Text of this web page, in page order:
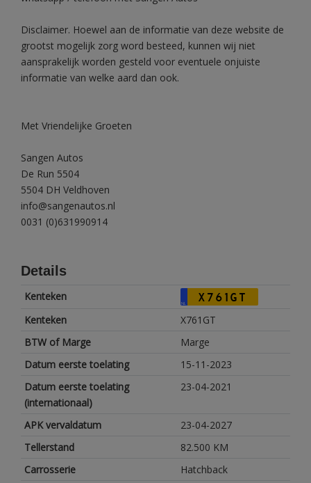
Disclaimer. Hoewel aan de informatie van deze website de
grootst mogelijk zorg word besteed, kunnen wij niet
aansprakelijk worden gesteld voor eventuele onjuiste
informatie van welke aard dan ook.
Met Vriendelijke Groeten
Sangen Autos
De Run 5504
5504 DH Veldhoven
info@sangenautos.nl
0031 (0)631990914
Details
Kenteken
NL X761GT
Kenteken
X761GT
BTW of Marge
Marge
Datum eerste toelating
15-11-2023
Datum eerste toelating
(internationaal)
23-04-2021
APK vervaldatum
23-04-2027
Tellerstand
82.500 KM
Carrosserie
Hatchback